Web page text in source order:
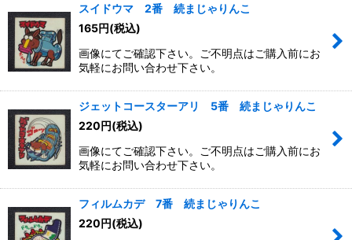
スイドウマ 2番 続まじゃりんこ
165円(税込)
画像にてご確認下さい。ご不明点はご購入前にお
気軽にお問い合わせ下さい。
ジェットコースターアリ 5番 続まじゃりんこ
220円(税込)
画像にてご確認下さい。ご不明点はご購入前にお
気軽にお問い合わせ下さい。
フィルムカデ 7番 続まじゃりんこ
220円(税込)